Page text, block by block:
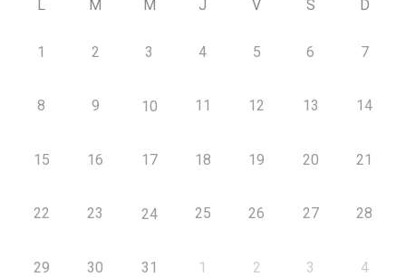
L M M J V S D
1 2 3 4 5 6 7
8 9 10 11 12 13 14
15 16 17 18 19 20 21
22 23 24 25 26 27 28
29 30 31 1 2 3 4